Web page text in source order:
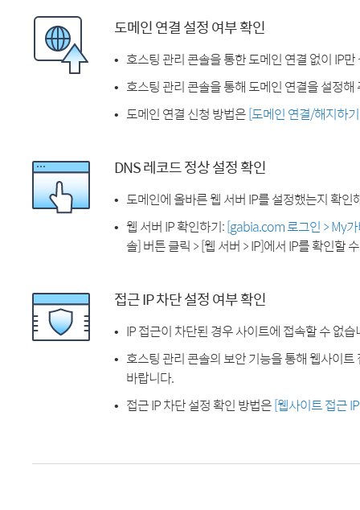
도메인 연결 설정 여부 확인
호스팅 관리 콘솔을 통한 도메인 연결 없이 IP
호스팅 관리 콘솔을 통해 도메인 연결을 설정해
도메인 연결 신청 방법은[도메인 연결/해지하
DNS 레코드 정상 설정 확인
도메인에 올바른 웹 서버 IP를 설정했는지 확인
웹 서버 IP 확인하기:[gabia.com 로그인 > My
솔] 버튼 클릭 > [웹 서버 > IP]에서 IP를 확인할
접근 IP 차단 설정 여부 확인
IP 접근이 차단된 경우 사이트에 접속할 수 없습
호스팅 관리 콘솔의 보안 기능을 통해 웹사이
바랍니다.
접근 IP 차단 설정 확인 방법은[웹사이트 접근